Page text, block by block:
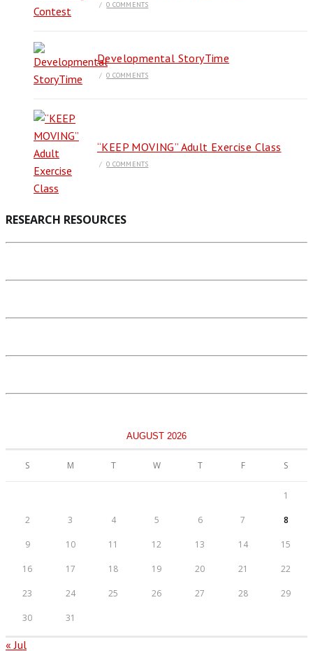
/ 0 COMMENTS
Developmental StoryTime
/ 0 COMMENTS
“KEEP MOVING” Adult Exercise Class
/ 0 COMMENTS
RESEARCH RESOURCES
AUGUST 2026
S M T W T F S
1
2 3 4 5 6 7 8
9 10 11 12 13 14 15
16 17 18 19 20 21 22
23 24 25 26 27 28 29
30 31
« Jul